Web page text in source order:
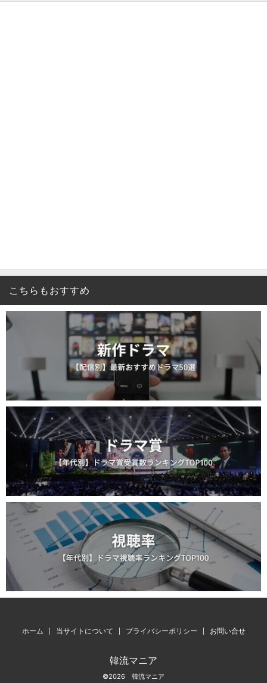
こちらもおすすめ
ホーム 当サイトについて プライバシーポリシー お問い合せ
韓流マニア
©2026 韓流マニア